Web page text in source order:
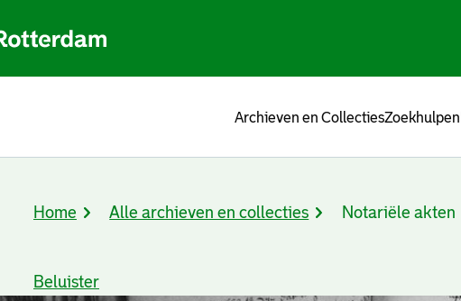
Archieven en CollectiesZoekhulpen
Kruimelpad
Home Alle archieven en collecties Notariële akten
Beluister